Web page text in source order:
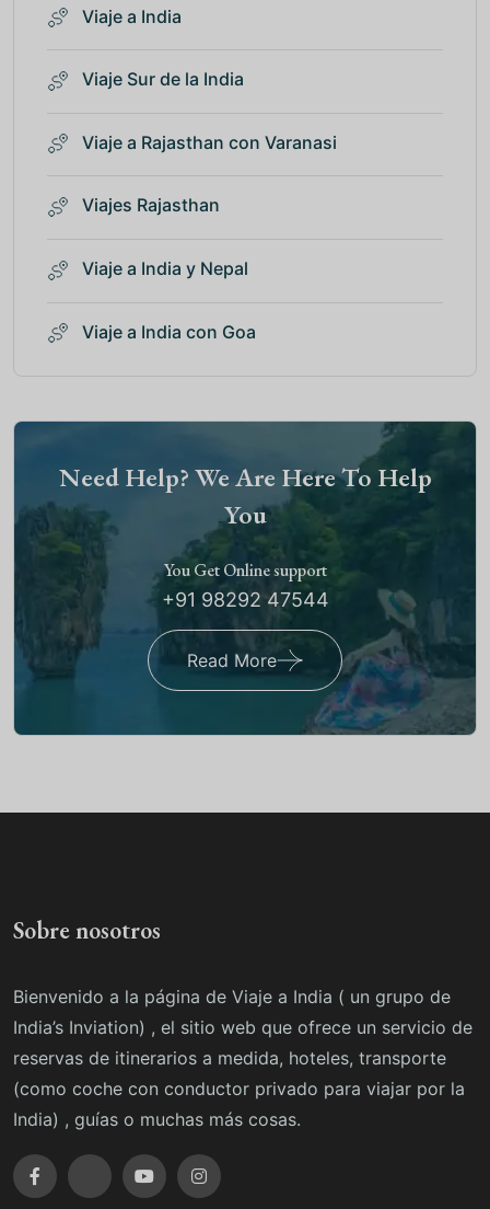
Viaje a India
Viaje Sur de la India
Viaje a Rajasthan con Varanasi
Viajes Rajasthan
Viaje a India y Nepal
Viaje a India con Goa
Need Help? We Are Here To Help
You
You Get Online support
+91 98292 47544
Read More
Sobre nosotros
Bienvenido a la página de Viaje a India ( un grupo de
India’s Inviation) , el sitio web que ofrece un servicio de
reservas de itinerarios a medida, hoteles, transporte
(como coche con conductor privado para viajar por la
India) , guías o muchas más cosas.